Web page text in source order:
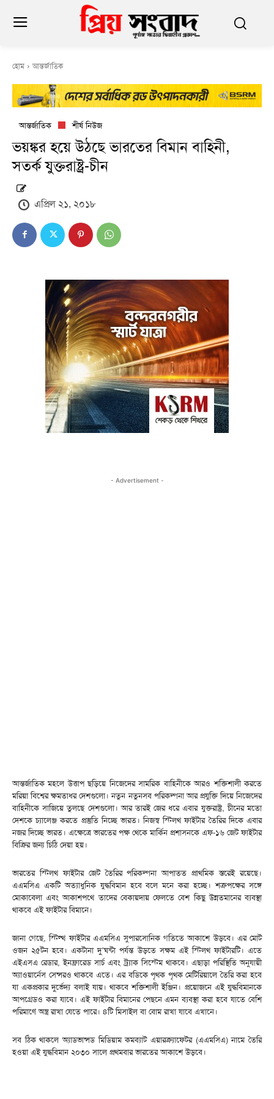
হোম আন্তর্জাতিক
আন্তর্জাতিক শীর্ষ নিউজ
ভয়ঙ্কর হয়ে উঠছে ভারতের বিমান বাহিনী,
সতর্ক যুক্তরাষ্ট্র-চীন
এপ্রিল ২১, ২০১৮
- Advertisement -
আন্তর্জাতিক মহলে উত্তাপ ছড়িয়ে নিজেদের সামরিক বাহিনীকে আরও শক্তিশালী করতে
মরিয়া বিশ্বের ক্ষমতাধর দেশগুলো। নতুন নতুনসব পরিকল্পনা আর প্রযুক্তি দিয়ে নিজেদের
বাহিনীকে সাজিয়ে তুলছে দেশগুলো। আর তারই জের ধরে এবার যুক্তরাষ্ট্র, চীনের মতো
দেশকে চ্যালেঞ্জ করতে প্রস্তুতি নিচ্ছে ভারত। নিজস্ব স্টিলথ ফাইটার তৈরির দিকে এবার
নজর দিচ্ছে ভারত। এক্ষেত্রে ভারতের পক্ষ থেকে মার্কিন প্রশাসনকে এফ-১৬ জেট ফাইটার
বিক্রির জন্য চিঠি দেয়া হয়।
ভারতের স্টিলথ ফাইটার জেট তৈরির পরিকল্পনা আপাতত প্রাথমিক স্তরেই রয়েছে।
এএমসিএ একটি অত্যাধুনিক যুদ্ধবিমান হবে বলে মনে করা হচ্ছে। শত্রুপক্ষের সঙ্গে
মোকাবেলা এবং আকাশপথে তাদের বেকায়দায় ফেলতে বেশ কিছু উন্নতমানের ব্যবস্থা
থাকবে এই ফাইটার বিমানে।
জানা গেছে, স্টিল্থ ফাইটার এএমসিএ সুপারসোনিক গতিতে আকাশে উড়বে। এর মোট
ওজন ২৫টন হবে। একটানা দু’ঘন্টা পর্যন্ত উড়তে সক্ষম এই স্টিলথ ফাইটারটি। এতে
এইএসএ রেডার, ইনফ্রারেড সার্চ এবং ট্র্যাক সিস্টেম থাকবে। এছাড়া পরিস্থিতি অনুযায়ী
অ্যাওয়ার্নেস সেন্সরও থাকবে এতে। এর বডিকে পৃথক পৃথক মেটিরিয়ালে তৈরি করা হবে
যা একপ্রকার দুর্ভেদ্য বলাই যায়। থাকবে শক্তিশালী ইঞ্জিন। প্রয়োজনে এই যুদ্ধবিমানকে
আপগ্রেডও করা যাবে। এই ফাইটার বিমানের পেছনে এমন ব্যবস্থা করা হবে যাতে বেশি
পরিমাণে অস্ত্র রাখা যেতে পারে। ৪টি মিসাইল বা বোম রাখা যাবে এখানে।
সব ঠিক থাকলে অ্যাডভান্সড মিডিয়াম কমব্যাট এয়ারক্র্যাফ্টের (এএমসিএ) নামে তৈরি
হওয়া এই যুদ্ধবিমান ২০৩০ সালে প্রথমবার ভারতের আকাশে উড়বে।